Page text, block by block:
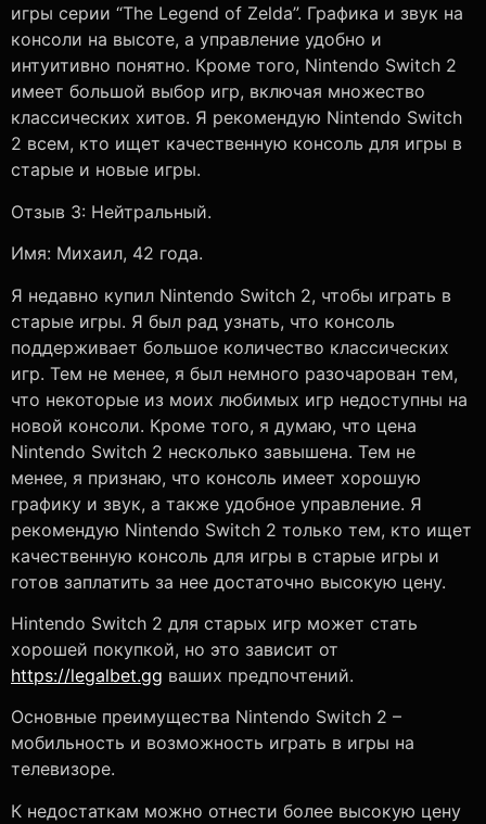
игры серии “The Legend of Zelda”. Графика и звук на
консоли на высоте, а управление удобно и
интуитивно понятно. Кроме того, Nintendo Switch 2
имеет большой выбор игр, включая множество
классических хитов. Я рекомендую Nintendo Switch
2 всем, кто ищет качественную консоль для игры в
старые и новые игры.
Отзыв 3: Нейтральный.
Имя: Михаил, 42 года.
Я недавно купил Nintendo Switch 2, чтобы играть в
старые игры. Я был рад узнать, что консоль
поддерживает большое количество классических
игр. Тем не менее, я был немного разочарован тем,
что некоторые из моих любимых игр недоступны на
новой консоли. Кроме того, я думаю, что цена
Nintendo Switch 2 несколько завышена. Тем не
менее, я признаю, что консоль имеет хорошую
графику и звук, а также удобное управление. Я
рекомендую Nintendo Switch 2 только тем, кто ищет
качественную консоль для игры в старые игры и
готов заплатить за нее достаточно высокую цену.
Нintendo Switch 2 для старых игр может стать
хорошей покупкой, но это зависит от
https://legalbet.gg ваших предпочтений.
Основные преимущества Nintendo Switch 2 –
мобильность и возможность играть в игры на
телевизоре.
К недостаткам можно отнести более высокую цену